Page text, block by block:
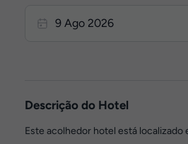
Descrição do Hotel
Este acolhedor hotel está localizado